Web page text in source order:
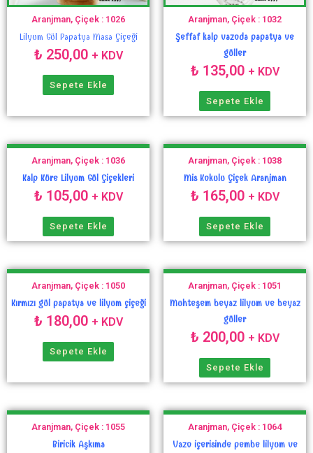
Aranjman, Çiçek : 1026
Lilyum Gül Papatya Masa Çiçeği
₺ 250,00 + KDV
Sepete Ekle
Aranjman, Çiçek : 1032
Şeffaf kalp vazoda papatya ve
güller
₺ 135,00 + KDV
Sepete Ekle
Aranjman, Çiçek : 1036
Kalp Küre Lilyum Gül Çiçekleri
₺ 105,00 + KDV
Sepete Ekle
Aranjman, Çiçek : 1038
Mis Kokulu Çiçek Aranjman
₺ 165,00 + KDV
Sepete Ekle
Aranjman, Çiçek : 1050
Kırmızı gül papatya ve lilyum çiçeği
₺ 180,00 + KDV
Sepete Ekle
Aranjman, Çiçek : 1051
Muhteşem beyaz lilyum ve beyaz
güller
₺ 200,00 + KDV
Sepete Ekle
Aranjman, Çiçek : 1055
Biricik Aşkıma
Aranjman, Çiçek : 1064
Vazo içerisinde pembe lilyum ve